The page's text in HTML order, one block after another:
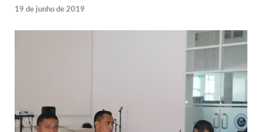
19 de junho de 2019